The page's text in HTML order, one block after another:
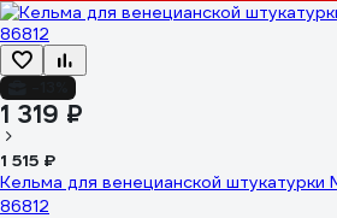
1 319 ₽
1 515 ₽
Кельма для венецианской штукатурки
86812